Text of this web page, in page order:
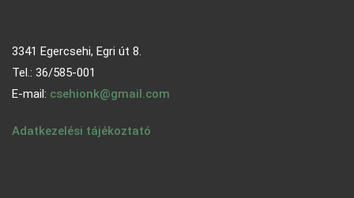
3341 Egercsehi, Egri út 8.
Tel.: 36/585-001
E-mail: csehionk@gmail.com
Adatkezelési tájékoztató